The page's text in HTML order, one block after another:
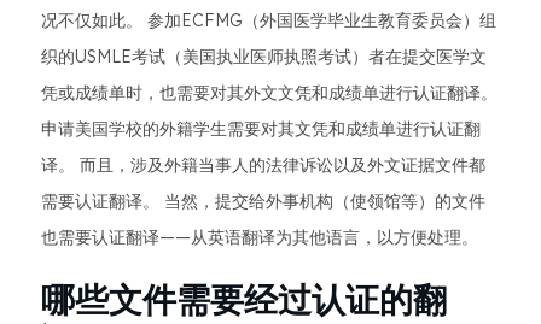
况不仅如此。 参加ECFMG（外国医学毕业生教育委员会）组
织的USMLE考试（美国执业医师执照考试）者在提交医学文
凭或成绩单时，也需要对其外文文凭和成绩单进行认证翻译。
申请美国学校的外籍学生需要对其文凭和成绩单进行认证翻
译。 而且，涉及外籍当事人的法律诉讼以及外文证据文件都
需要认证翻译。 当然，提交给外事机构（使领馆等）的文件
也需要认证翻译——从英语翻译为其他语言，以方便处理。
哪些文件需要经过认证的翻